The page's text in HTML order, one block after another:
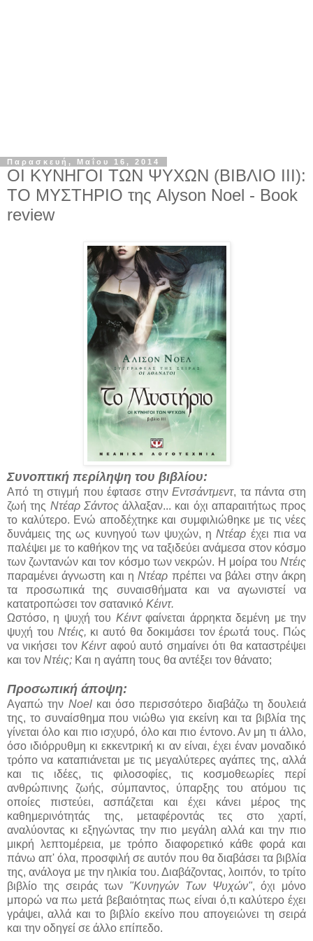
Παρασκευή, Μαΐου 16, 2014
ΟΙ ΚΥΝΗΓΟΙ ΤΩΝ ΨΥΧΩΝ (ΒΙΒΛΙΟ III):
ΤΟ ΜΥΣΤΗΡΙΟ της Alyson Noel - Book
review
Συνοπτική περίληψη του βιβλίου:
Από τη στιγμή που έφτασε στηνΕντσάντμεντ, τα πάντα στη
ζωή της Ντέαρ Σάντοςάλλαξαν... και όχι απαραιτήτως προς
το καλύτερο. Ενώ αποδέχτηκε και συμφιλιώθηκε με τις νέες
δυνάμεις της ως κυνηγού των ψυχών, ηΝτέαρ έχει πια να
παλέψει με το καθήκον της να ταξιδεύει ανάμεσα στον κόσμο
των ζωντανών και τον κόσμο των νεκρών. Η μοίρα του Ντέις
παραμένει άγνωστη και ηΝτέαρ πρέπει να βάλει στην άκρη
τα προσωπικά της συναισθήματα και να αγωνιστεί να
κατατροπώσει τον σατανικό Κέιντ.
Ωστόσο, η ψυχή του Κέιντφαίνεται άρρηκτα δεμένη με την
ψυχή του Ντέις, κι αυτό θα δοκιμάσει τον έρωτά τους. Πώς
να νικήσει τονΚέιντ αφού αυτό σημαίνει ότι θα καταστρέψει
και τον Ντέις; Και η αγάπη τους θα αντέξει τον θάνατο;
Προσωπική άποψη:
Αγαπώ την Noelκαι όσο περισσότερο διαβάζω τη δουλειά
της, το συναίσθημα που νιώθω για εκείνη και τα βιβλία της
γίνεται όλο και πιο ισχυρό, όλο και πιο έντονο. Αν μη τι άλλο,
όσο ιδιόρρυθμη κι εκκεντρική κι αν είναι, έχει έναν μοναδικό
τρόπο να καταπιάνεται με τις μεγαλύτερες αγάπες της, αλλά
και τις ιδέες, τις φιλοσοφίες, τις κοσμοθεωρίες περί
ανθρώπινης ζωής, σύμπαντος, ύπαρξης του ατόμου τις
οποίες πιστεύει, ασπάζεται και έχει κάνει μέρος της
καθημερινότητάς της, μεταφέροντάς τες στο χαρτί,
αναλύοντας κι εξηγώντας την πιο μεγάλη αλλά και την πιο
μικρή λεπτομέρεια, με τρόπο διαφορετικό κάθε φορά και
πάνω απ' όλα, προσφιλή σε αυτόν που θα διαβάσει τα βιβλία
της, ανάλογα με την ηλικία του. Διαβάζοντας, λοιπόν, το τρίτο
βιβλίο της σειράς των "Κυνηγών Των Ψυχών", όχι μόνο
μπορώ να πω μετά βεβαιότητας πως είναι ό,τι καλύτερο έχει
γράψει, αλλά και το βιβλίο εκείνο που απογειώνει τη σειρά
και την οδηγεί σε άλλο επίπεδο.